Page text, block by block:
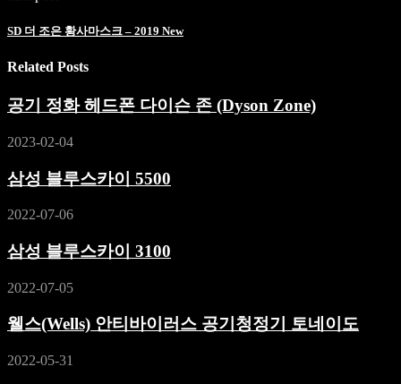
SD 더 조은 황사마스크 – 2019 New
Related Posts
공기 정화 헤드폰 다이슨 존 (Dyson Zone)
2023-02-04
삼성 블루스카이 5500
2022-07-06
삼성 블루스카이 3100
2022-07-05
웰스(Wells) 안티바이러스 공기청정기 토네이도
2022-05-31